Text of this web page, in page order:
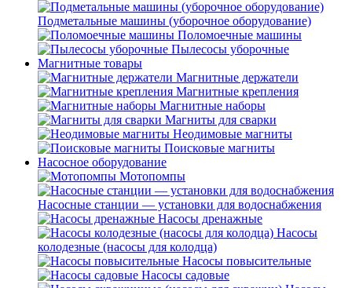
Подметальные машины (уборочное оборудование)
Поломоечные машины
Пылесосы уборочные
Магнитные товары
Магнитные держатели
Магнитные крепления
Магнитные наборы
Магниты для сварки
Неодимовые магниты
Поисковые магниты
Насосное оборудование
Мотопомпы
Насосные станции — установки для водоснабжения
Насосы дренажные
Насосы
колодезные (насосы для колодца)
Насосы повысительные
Насосы садовые